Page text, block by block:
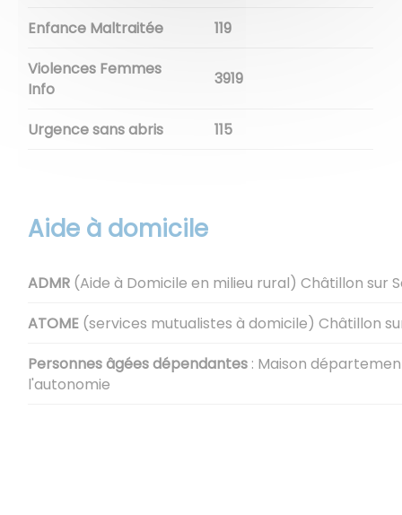
Enfance Maltraitée
119
Violences Femmes
Info
3919
Urgence sans abris 115
Aide à domicile
ADMR (Aide à Domicile en milieu rural) Châtillon sur
ATOME (services mutualistes à domicile) Châtillon
Personnes âgées dépendantes : Maison
l'autonomie